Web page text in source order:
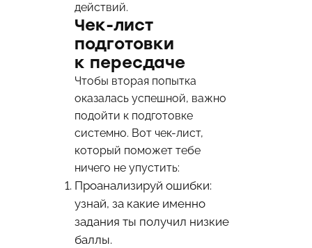
действий.
Чек-лист
подготовки
к пересдаче
Чтобы вторая попытка
оказалась успешной, важно
подойти к подготовке
системно. Вот чек-лист,
который поможет тебе
ничего не упустить:
Проанализируй ошибки:
узнай, за какие именно
задания ты получил низкие
баллы.